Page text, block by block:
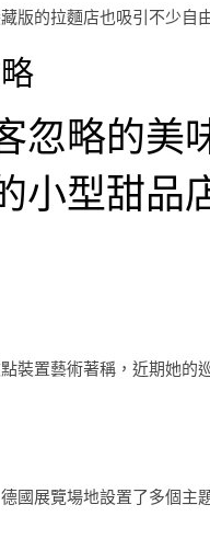
版的拉麵店也吸引不少自
忽略的美
小型甜品
裝置藝術著稱，近期她的
國展覽場地設置了多個主